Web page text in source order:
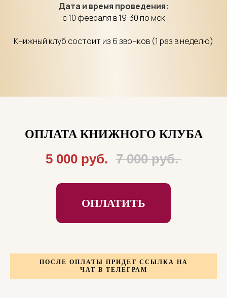
Дата и время проведения:
с 10 февраля в 19:30 по мск
Книжный клуб состоит из 6 звонков (1 раз в неделю)
ОПЛАТА КНИЖНОГО КЛУБА
5 000 руб. 7 000 руб.
ОПЛАТИТЬ
ПОСЛЕ ОПЛАТЫ ПРИДЕТ ССЫЛКА НА
ЧАТ В ТЕЛЕГРАМ